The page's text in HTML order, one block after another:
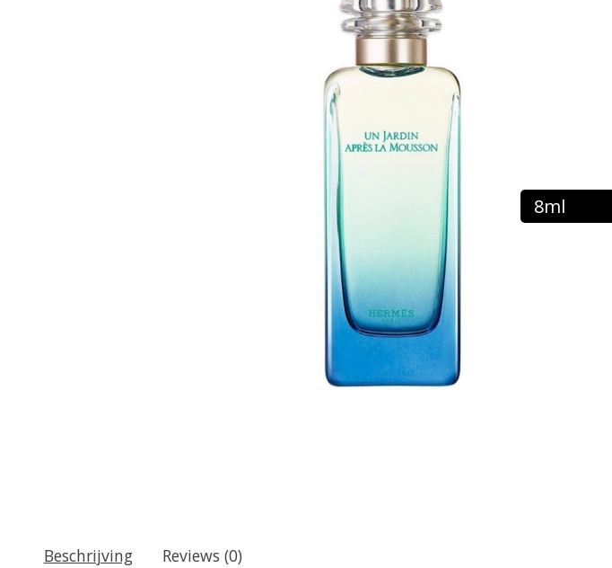
8ml
Beschrijving Reviews (0)